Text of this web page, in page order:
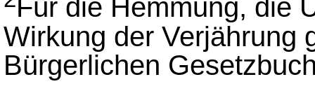
Für die Hemmung, die
Wirkung der Verjährung
Bürgerlichen